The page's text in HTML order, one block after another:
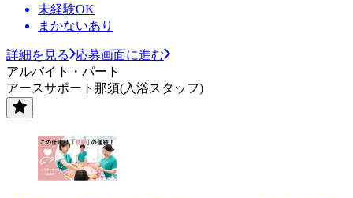
未経験OK
まかないあり
詳細を見る
応募画面に進む
アルバイト・パート
アースサポート那須(入浴スタッフ)